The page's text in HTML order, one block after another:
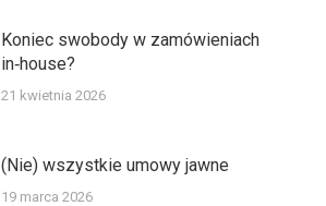
Koniec swobody w zamówieniach
in‑house?
21 kwietnia 2026
(Nie) wszystkie umowy jawne
19 marca 2026